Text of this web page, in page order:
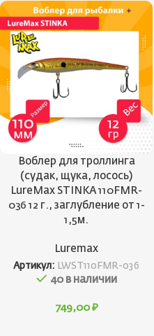
Воблер для троллинга
(судак, щука, лосось)
LureMax STINKA 110FMR-
036 12 г., заглубление от 1-
1,5м.
Luremax
Артикул: LWST110FMR-036
40 в наличии
749,00 ₽